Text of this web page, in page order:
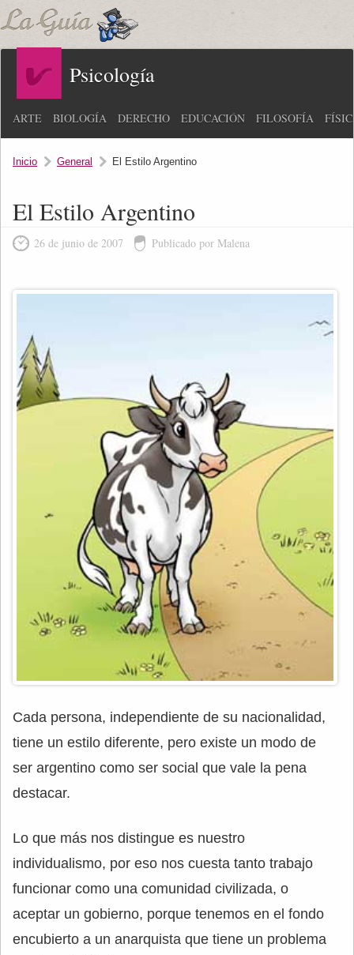
Psicología
ARTE BIOLOGÍA DERECHO EDUCACIÓN FILOSOFÍA
Inicio General El Estilo Argentino
El Estilo Argentino
26 de junio de 2007 Publicado por Malena
Cada persona, independiente de su nacionalidad,
tiene un estilo diferente, pero existe un modo de
ser argentino como ser social que vale la pena
destacar.
Lo que más nos distingue es nuestro
individualismo, por eso nos cuesta tanto trabajo
funcionar como una comunidad civilizada, o
aceptar un gobierno, porque tenemos en el fondo
encubierto a un anarquista que tiene un problema